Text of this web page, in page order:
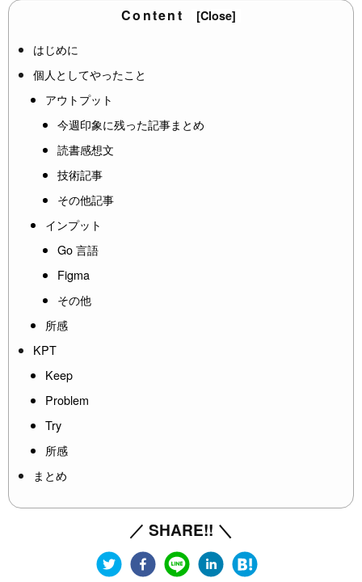
Content [Close]
はじめに
個人としてやったこと
アウトプット
今週印象に残った記事まとめ
読書感想文
技術記事
その他記事
インプット
Go 言語
Figma
その他
所感
KPT
Keep
Problem
Try
所感
まとめ
／ SHARE!! ＼